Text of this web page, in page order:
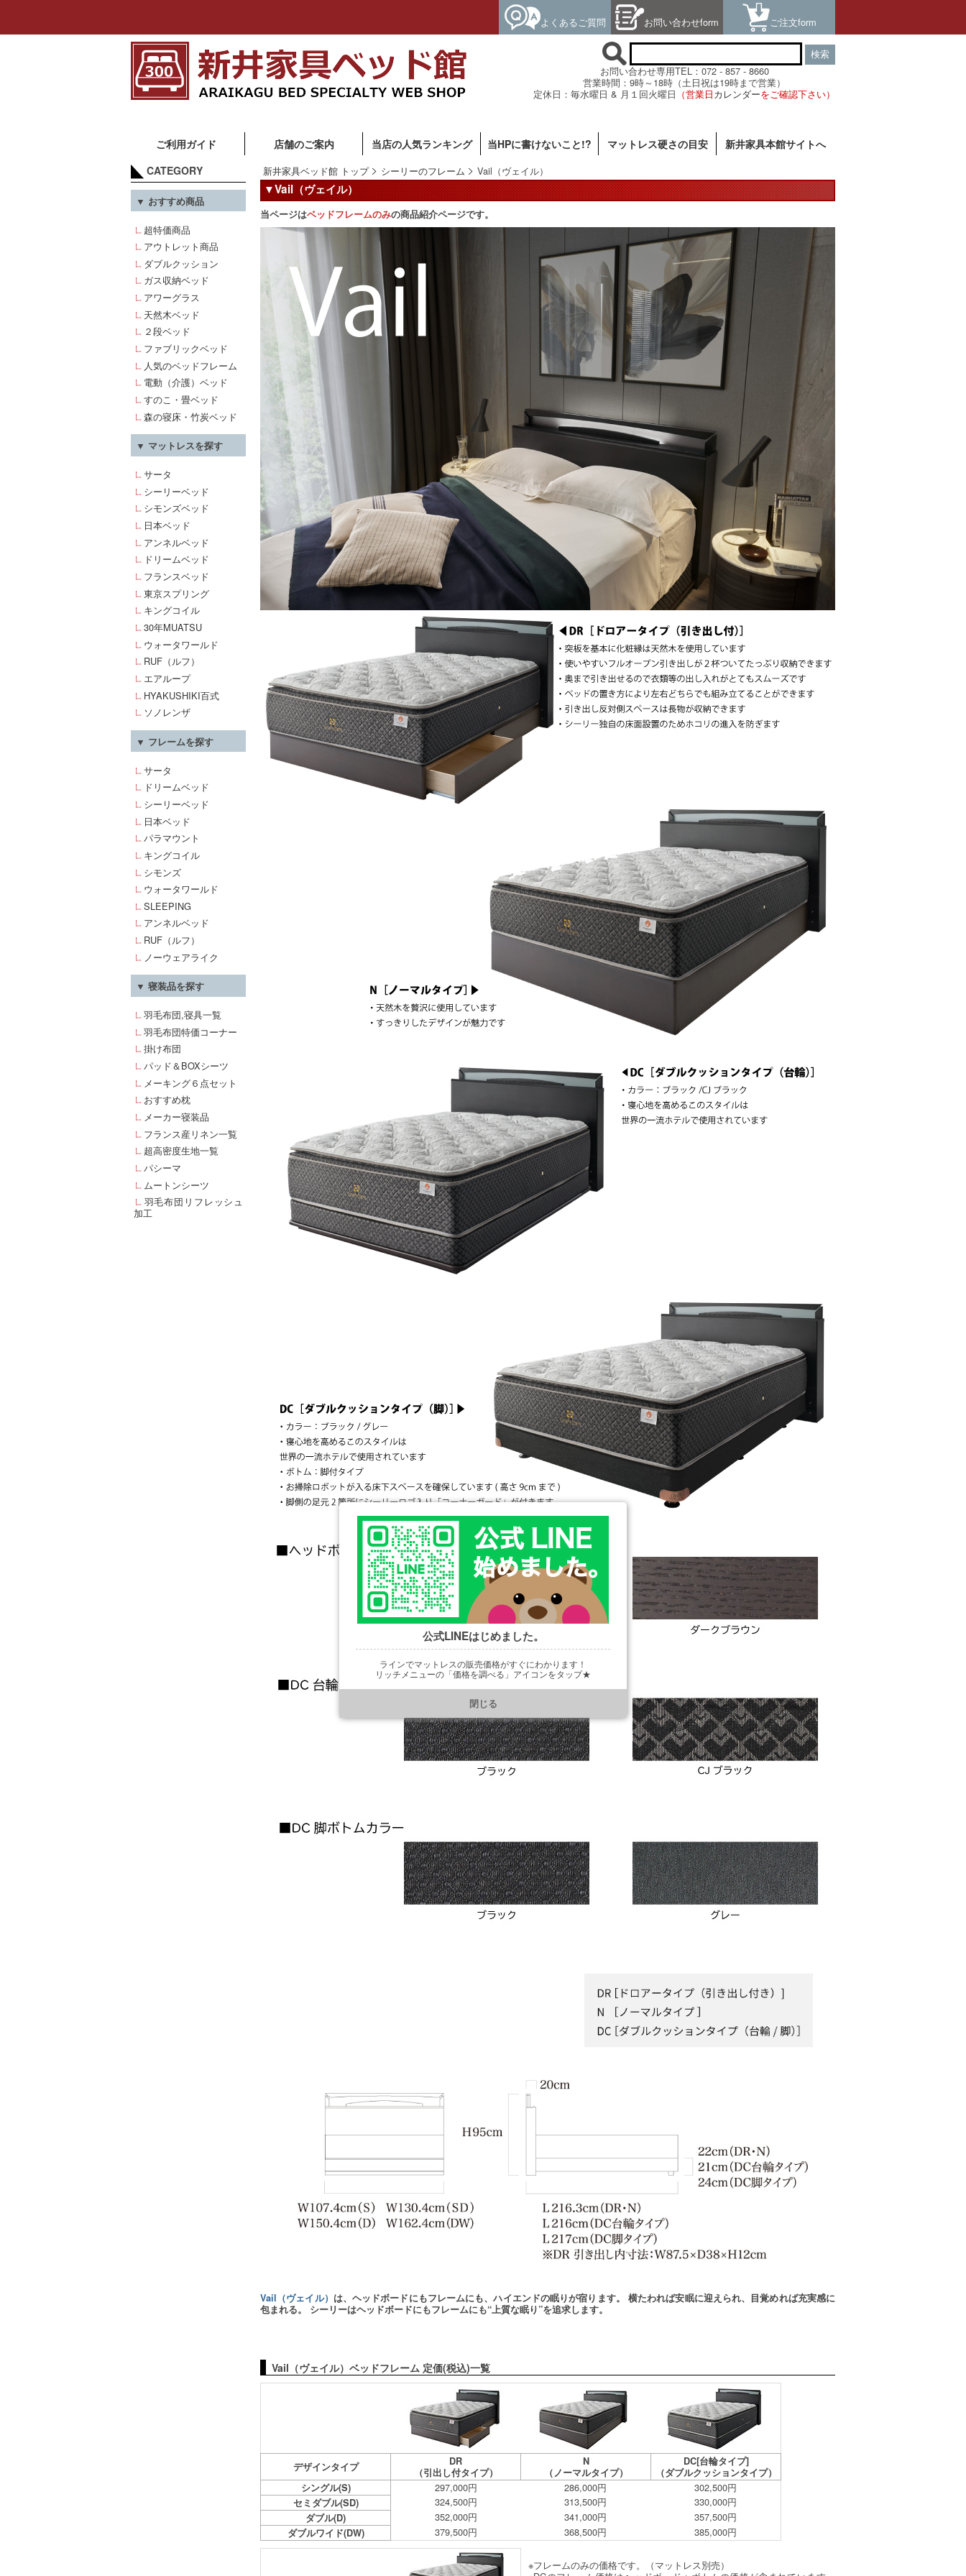
よくあるご質問 お問い合わせform ご注文form
検索
お問い合わせ専用TEL：072 - 857 - 8660
営業時間：9時～18時（土日祝は19時まで営業）
定休日：毎水曜日 & 月１回火曜日 （営業日カレンダーをご確認下さい）
ご利用ガイド 店舗のご案内 当店の人気ランキング 当HPに書けないこと!? マットレス硬さの目安
新井家具本館サイトへ
CATEGORY
▼ おすすめ商品
超特価商品
アウトレット商品
ダブルクッション
ガス収納ベッド
アワーグラス
天然木ベッド
２段ベッド
ファブリックベッド
人気のベッドフレーム
電動（介護）ベッド
すのこ・畳ベッド
森の寝床・竹炭ベッド
▼ マットレスを探す
サータ
シーリーベッド
シモンズベッド
日本ベッド
アンネルベッド
ドリームベッド
フランスベッド
東京スプリング
キングコイル
30年MUATSU
ウォータワールド
RUF（ルフ）
エアループ
HYAKUSHIKI百式
ソノレンザ
▼ フレームを探す
サータ
ドリームベッド
シーリーベッド
日本ベッド
パラマウント
キングコイル
シモンズ
ウォータワールド
SLEEPING
アンネルベッド
RUF（ルフ）
ノーウェアライク
▼ 寝装品を探す
羽毛布団,寝具一覧
羽毛布団特価コーナー
掛け布団
パッド＆BOXシーツ
メーキング６点セット
おすすめ枕
メーカー寝装品
フランス産リネン一覧
超高密度生地一覧
パシーマ
ムートンシーツ
羽毛布団リフレッシュ
加工
新井家具ベッド館 トップ シーリーのフレーム Vail（ヴェイル）
▼Vail（ヴェイル）
当ページはベッドフレームのみの商品紹介ページです。
Vail（ヴェイル） は、ヘッドボードにもフレームにも、ハイエンドの眠りが宿ります。 横たわれば安眠に迎えられ、目覚めれば充実感に
包まれる。 シーリーはヘッドボードにもフレームにも“上質な眠り”を追求します。
Vail（ヴェイル）ベッドフレーム 定価(税込)一覧
デザインタイプ
DR
（引出し付タイプ）
N
（ノーマルタイプ）
DC[台輪タイプ]
（ダブルクッションタイプ）
シングル(S)
297,000円 286,000円 302,500円
セミダブル(SD) 324,500円 313,500円 330,000円
ダブル(D) 352,000円 341,000円 357,500円
ダブルワイド(DW) 379,500円 368,500円 385,000円
※フレームのみの価格です。（マットレス別売）
公式LINEはじめました。
ラインでマットレスの販売価格がすぐにわかります！
リッチメニューの「価格を調べる」アイコンをタップ★
https://line.me/R/ti/p/@901ptzjz
閉じる